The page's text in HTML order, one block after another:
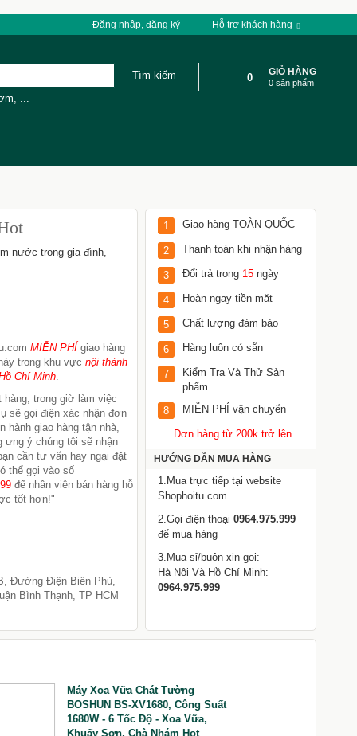
Đăng nhập, đăng ký Hỗ trợ khách hàng
, ...
0 GIỎ HÀNG
0 sản phẩm
nước trong gia đình,
MIỄN PHÍgiao hàng
trong khu vực nội thành
Chí Minh.
hàng, trong giờ làm việc
sẽ gọi điện xác nhận đơn
hành giao hàng tận nhà,
ưng ý chúng tôi sẽ nhận
cần tư vấn hay ngại đặt
thể gọi vào số
để nhân viên bán hàng hỗ
tốt hơn!"
Đường Điện Biên Phủ,
Bình Thạnh, TP HCM
1 Giao hàng TOÀN QUỐC
2 Thanh toán khi nhận hàng
3 Đổi trả trong 15ngày
4 Hoàn ngay tiền mặt
5 Chất lượng đảm bảo
6 Hàng luôn có sẵn
7
Kiểm Tra Và Thử Sản
phẩm
8
MIỄN PHÍ vận chuyển
Đơn hàng từ 200k trở lên
HƯỚNG DẪN MUA HÀNG
1.Mua trực tiếp tại website
Shophoitu.com
2.Gọi điện thoại 0964.975.999
để mua hàng
3.Mua sỉ/buôn xin gọi:
Hà Nội Và Hồ Chí Minh:
0964.975.999
Máy Xoa Vữa Chát Tường
BOSHUN BS-XV1680, Công Suất
1680W - 6 Tốc Độ - Xoa Vữa,
Khuấy Sơn, Chà Nhám Hot